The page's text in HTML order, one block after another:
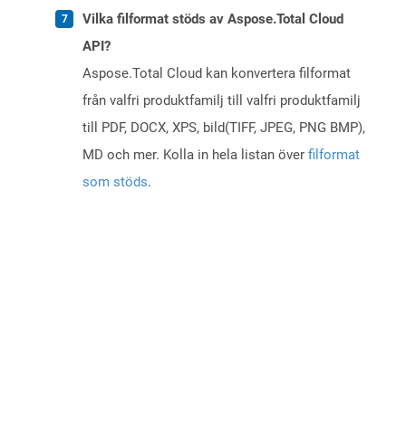
Vilka filformat stöds av Aspose.Total Cloud
API?
Aspose.Total Cloud kan konvertera filformat
från valfri produktfamilj till valfri produktfamilj
till PDF, DOCX, XPS, bild(TIFF, JPEG, PNG BMP),
MD och mer. Kolla in hela listan över filformat
som stöds.